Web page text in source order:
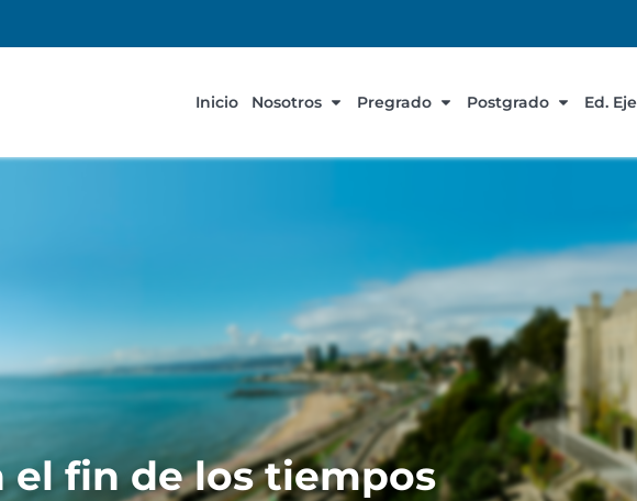
Inicio Nosotros Pregrado Postgrado Ed.
el fin de los tiempos